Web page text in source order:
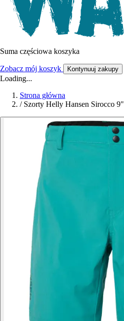
Suma częściowa koszyka
Zobacz mój koszyk Kontynuuj zakupy
Loading...
Strona główna
/ Szorty Helly Hansen Sirocco 9"